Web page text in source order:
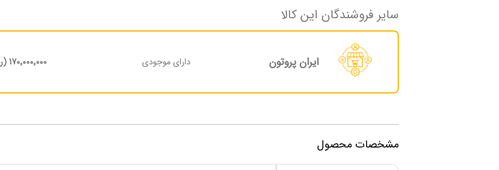
سایر فروشندگان این کالا
ایران پروتون دارای موجودی 170٬000٬000 (ریال)
مشخصات محصول